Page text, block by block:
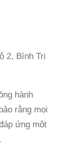
2, Bình Trị
hành
rằng mọi
ứng một